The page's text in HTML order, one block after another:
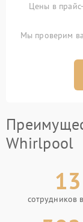
Цены в
Мы проверим
Whirlpool
13
сотрудников